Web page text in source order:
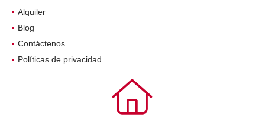
Alquiler
Blog
Contáctenos
Políticas de privacidad